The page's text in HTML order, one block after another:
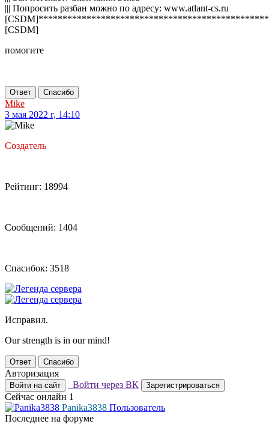
||| Попросить разбан можно по адресу: www.atlant-cs.ru
[CSDM]
помогите
Ответ Спасибо
Mike
3 мая 2022 г, 14:10
Создатель
Рейтинг: 18994
Сообщений: 1404
Спасибок: 3518
Исправил.
Our strength is in our mind!
Ответ Спасибо
Авторизация
Войти на сайт Войти через ВК Зарегистрироваться
Сейчас онлайн 1
Panika3838 Пользователь
Последнее на форуме